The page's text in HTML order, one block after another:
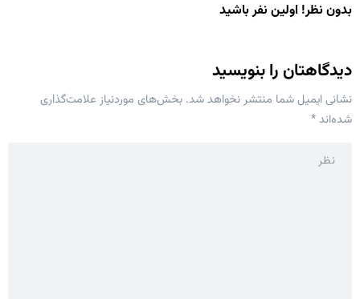
بدون نظر! اولین نفر باشید
دیدگاهتان را بنویسید
نشانی ایمیل شما منتشر نخواهد شد. بخش‌های موردنیاز علامت‌گذاری
شده‌اند*